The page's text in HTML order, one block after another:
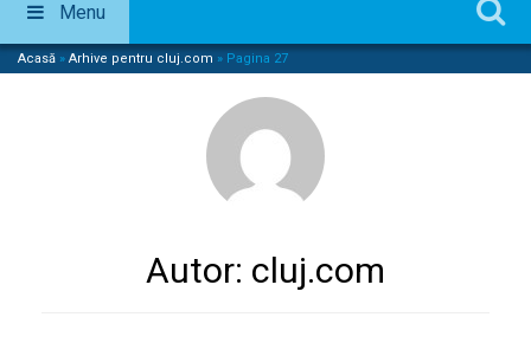
Menu
Acasă » Arhive pentru cluj.com » Pagina 27
Autor: cluj.com